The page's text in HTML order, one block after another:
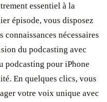
essentiel à la
épisode, vous disposez
connaissances nécessaires
du podcasting avec
podcasting pour iPhone
En quelques clics, vous
votre voix unique avec